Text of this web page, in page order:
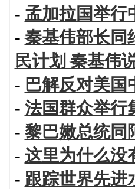
- 孟加拉国举行
-秦基伟部长同
民计划 秦基伟
- 巴解反对美
- 法国群众举行
- 黎巴嫩总统同
- 这里为什么
- 跟踪世界先